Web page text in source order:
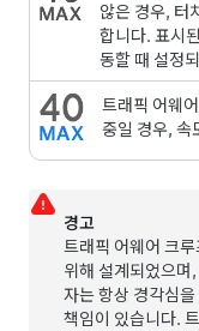
않은 경우, 터
합니다. 표시
동할 때 설정
트래픽 어웨
중일 경우, 속
경고
트래픽 어웨어 크
위해 설계되었으며
자는 항상 경각심
책임이 있습니다.